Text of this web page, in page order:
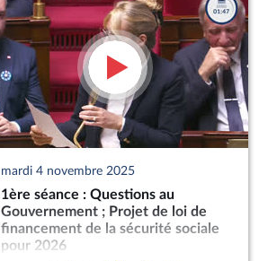
mardi 4 novembre 2025
1ère séance : Questions au
Gouvernement ; Projet de loi de
financement de la sécurité sociale
pour 2026